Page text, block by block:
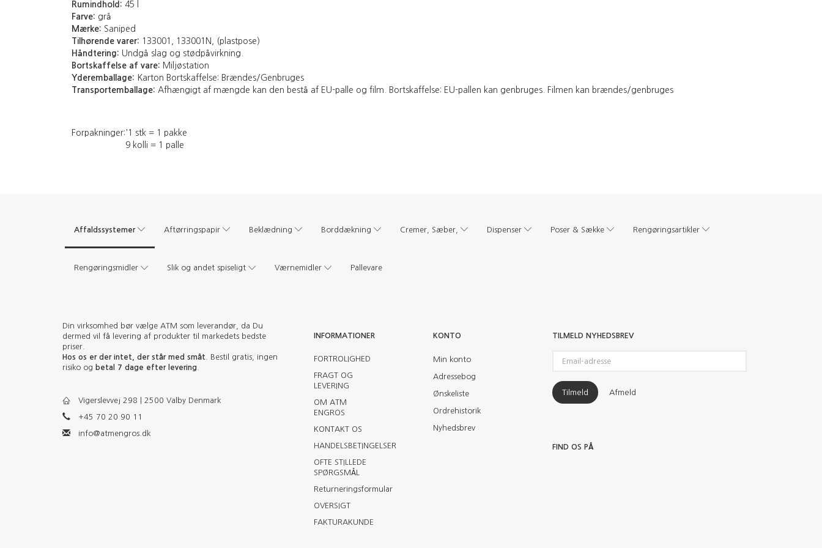
Rumindhold: 45 l
Farve: grå
Mærke: Saniped
Tilhørende varer: 133001, 133001N, (plastpose)
Håndtering: Undgå slag og stødpåvirkning.
Bortskaffelse af vare: Miljøstation
Yderemballage: Karton Bortskaffelse: Brændes/Genbruges
Transportemballage: Afhængigt af mængde kan den bestå af EU-palle og film. Bortskaffelse: EU-pallen kan genbruges. Filmen kan brændes/genbruges
Forpakninger: '1 stk = 1 pakke
9 kolli = 1 palle
Affaldssystemer Aftørringspapir Beklædning Borddækning Cremer, Sæber, Dispenser Poser & Sække Rengøringsartikler
Rengøringsmidler Slik og andet spiseligt Værnemidler Pallevare
Din virksomhed bør vælge ATM som leverandør, da Du
dermed vil få levering af produkter til markedets bedste
priser.
Hos os er der intet, der står med småt . Bestil gratis, ingen
risiko og betal 7 dage efter levering
Vigerslevvej 298 | 2500 Valby Denmark
+45 70 20 90 11
info@atmengros.dk
INFORMATIONER
FORTROLIGHED
FRAGT OG
LEVERING
OM ATM
ENGROS
KONTAKT OS
HANDELSBETINGELSER
OFTE STILLEDE
SPØRGSMÅL
Returneringsformular
OVERSIGT
FAKTURAKUNDE
KONTO
Min konto
Adressebog
Ønskeliste
Ordrehistorik
Nyhedsbrev
TILMELD NYHEDSBREV
adresse
Tilmeld Afmeld
FIND OS PÅ